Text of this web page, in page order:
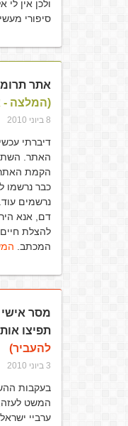
ולכן אין
סיפורי
אתר
(המלצה -
8 ביוני 2010
דיברתי
האתר.
הקמת האתר
כבר נרשמו
נרשמים
דם, אנא
להצלת
המכתב.
מסר
תפיצו
להעביר)
3 ביוני 2010
בעקבות
המשט
ערביי